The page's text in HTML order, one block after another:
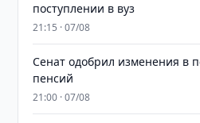
поступлении в вуз
21:15 · 07/08
Сенат одобрил изменения в
пенсий
21:00 · 07/08